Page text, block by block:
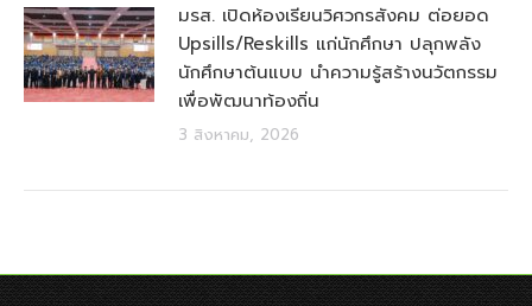
มรส. เปิดห้องเรียนวิศวกรสังคม ต่อยอด
Upsills/Reskills แก่นักศึกษา ปลุกพลัง
นักศึกษาต้นแบบ นำความรู้สร้างนวัตกรรม
เพื่อพัฒนาท้องถิ่น
3 สิงหาคม, 2026